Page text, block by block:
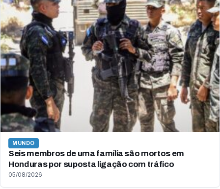
MUNDO
Seis membros de uma família são mortos em
Honduras por suposta ligação com tráfico
05/08/2026